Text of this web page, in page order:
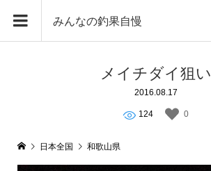
みんなの釣果自慢
メイチダイ狙い
2016.08.17
124 0
日本全国 和歌山県